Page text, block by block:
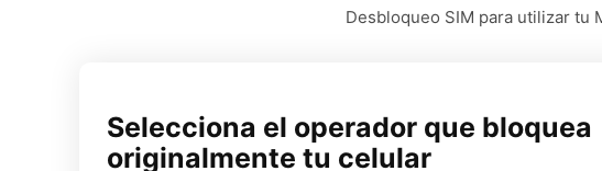
Desbloqueo SIM para utilizar tu
Selecciona el operador que bloquea
originalmente tu celular